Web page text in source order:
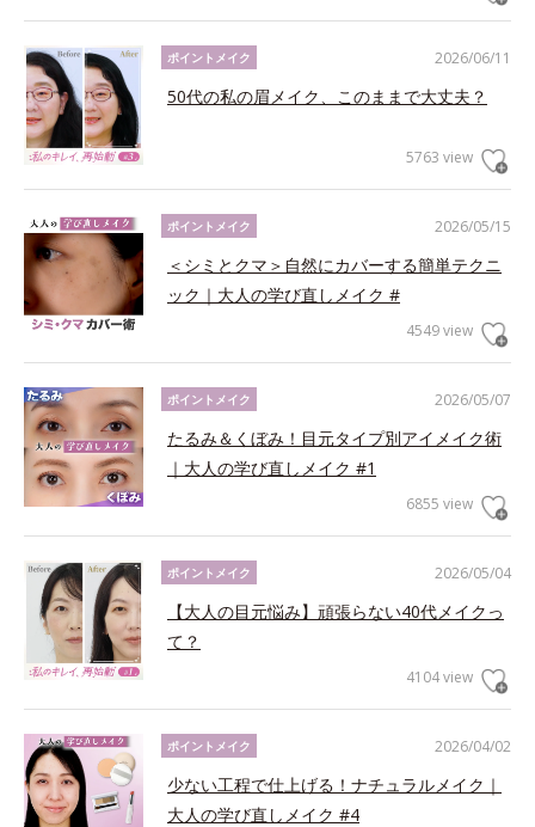
2026/06/11
ポイントメイク
50代の私の眉メイク、このままで大丈夫？
5763 view
2026/05/15
ポイントメイク
＜シミとクマ＞自然にカバーする簡単テクニ
ック｜大人の学び直しメイク #
4549 view
2026/05/07
ポイントメイク
たるみ＆くぼみ！目元タイプ別アイメイク術
｜大人の学び直しメイク #1
6855 view
2026/05/04
ポイントメイク
【大人の目元悩み】頑張らない40代メイクっ
て？
4104 view
2026/04/02
ポイントメイク
少ない工程で仕上げる！ナチュラルメイク｜
大人の学び直しメイク #4